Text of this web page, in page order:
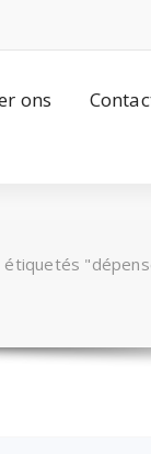
ons
étiquetés